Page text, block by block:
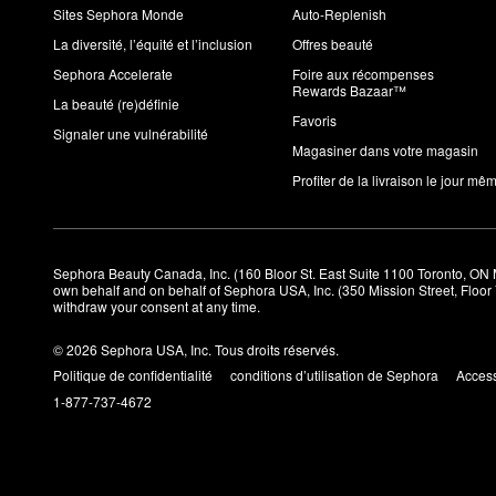
Sites Sephora Monde
La diversité, l’équité et l’inclusion
Sephora Accelerate
La beauté (re)définie
Signaler une vulnérabilité
Auto-Replenish
Offres beauté
Foire aux récompenses
Rewards Bazaar™
Favoris
Magasiner dans votre magasin
Profiter de la livraison le jour
Sephora Beauty Canada, Inc. (160 Bloor St. East Suite 1100 Toronto,
own behalf and on behalf of Sephora USA, Inc. (350 Mission Street,
withdraw your consent at any time.
© 2026 Sephora USA, Inc. Tous droits réservés.
Politique de confidentialité
conditions d’utilisation de Sephora
1-877-737-4672